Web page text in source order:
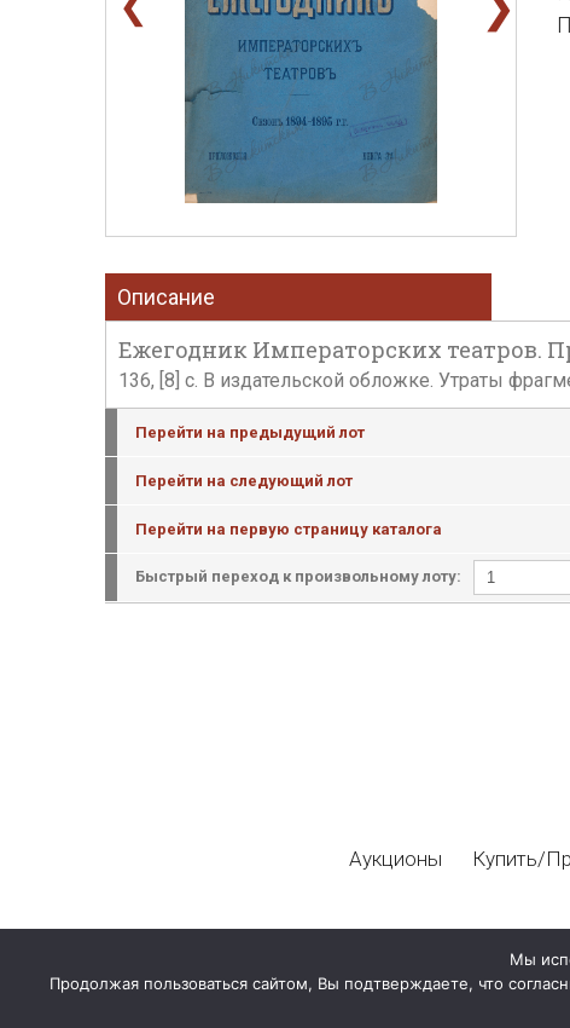
Описание
Ежегодник Императорских театров.
136, [8] c. В издательской обложке. Утраты
Перейти на предыдущий лот
Перейти на следующий лот
Перейти на первую страницу каталога
Быстрый переход к произвольному лоту:
Аукционы Купить/
Мы
Продолжая пользоваться сайтом, Вы подтверждаете, что